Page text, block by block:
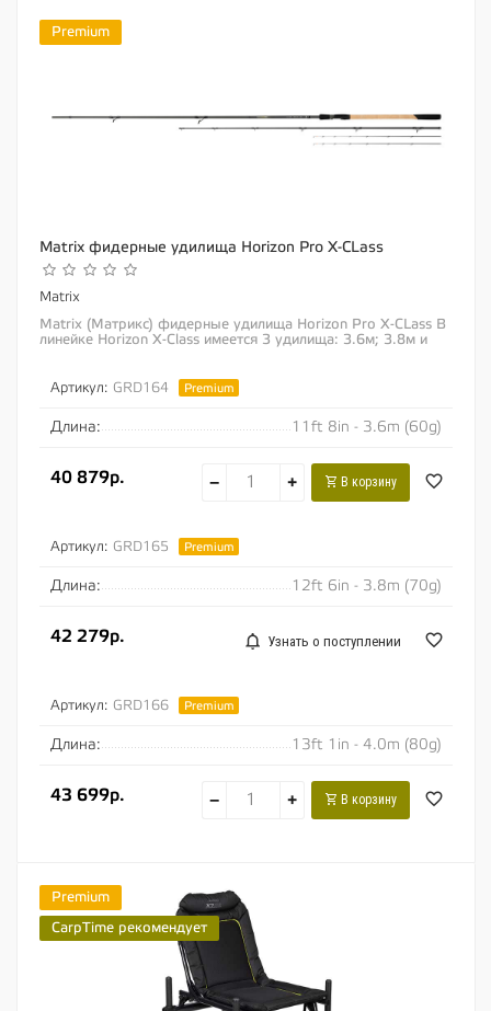
Premium
Matrix фидерные удилища Horizon Pro X-CLass
Matrix
Matrix (Матрикс) фидерные удилища Horizon Pro X-CLass В
линейке Horizon X-Class имеется 3 удилища: 3.6м; 3.8м и
Артикул: GRD164 Premium
Длина: 11ft 8in - 3.6m (60g)
40 879р. − + В корзину
Артикул: GRD165 Premium
Длина: 12ft 6in - 3.8m (70g)
42 279р. Узнать о поступлении
Артикул: GRD166 Premium
Длина: 13ft 1in - 4.0m (80g)
43 699р. − + В корзину
Premium
CarpTime рекомендует